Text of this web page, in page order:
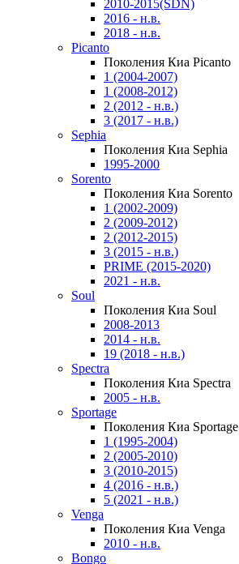
2010-2015(SDN)
2016 - н.в.
2018 - н.в.
Picanto
Поколения Киа Picanto
1 (2004-2007)
1 (2008-2012)
2 (2012 - н.в.)
3 (2017 - н.в.)
Sephia
Поколения Киа Sephia
1995-2000
Sorento
Поколения Киа Sorento
1 (2002-2009)
2 (2009-2012)
2 (2012-2015)
3 (2015 - н.в.)
PRIME (2015-2020)
2021 - н.в.
Soul
Поколения Киа Soul
2008-2013
2014 - н.в.
19 (2018 - н.в.)
Spectra
Поколения Киа Spectra
2005 - н.в.
Sportage
Поколения Киа Sportage
1 (1995-2004)
2 (2005-2010)
3 (2010-2015)
4 (2016 - н.в.)
5 (2021 - н.в.)
Venga
Поколения Киа Venga
2010 - н.в.
Bongo